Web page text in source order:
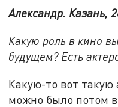
Александр. Казань,
Какую роль в кино
будущем? Есть
Какую-то вот
можно было потом